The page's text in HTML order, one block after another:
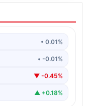
bu
• 0.01%
• -0.01%
▼ -0.45%
▲ +0.18%